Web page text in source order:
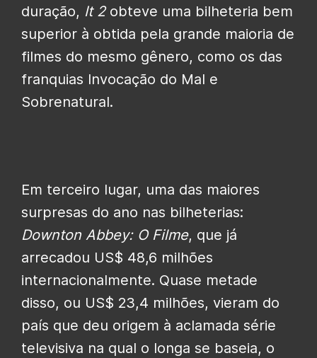
duração, It 2obteve uma bilheteria bem
superior à obtida pela grande maioria de
filmes do mesmo gênero, como os das
franquias Invocação do Mal e
Sobrenatural.
Em terceiro lugar, uma das maiores
surpresas do ano nas bilheterias:
Downton Abbey: O Filme, que já
arrecadou US$ 48,6 milhões
internacionalmente. Quase metade
disso, ou US$ 23,4 milhões, vieram do
país que deu origem à aclamada série
televisiva na qual o longa se baseia, o